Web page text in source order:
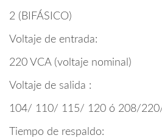
2 (BIFÁSICO)
Voltaje de entrada:
220 VCA (voltaje nominal)
Voltaje de salida :
104/ 110/ 115/ 120 ó 208/
Tiempo de respaldo: